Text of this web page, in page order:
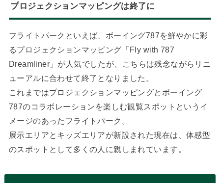
プロジェクションマッピングは終了に
フライトパークといえば、ボーイング787を鮮やかに彩
るプロジェクションマッピング「Fly with 787
Dreamliner」が人気でしたが、こちらは残念ながらリニ
ューアルに合わせて終了となりました。
これまではプロジェクションマッピングとボーイング
787のコラボレーションを楽しむ観覧スポットというイ
メージのあったフライトパーク。
展示エリアとキッズエリアが新設された現在は、体感型
のスポットとして多くの人に親しまれています。